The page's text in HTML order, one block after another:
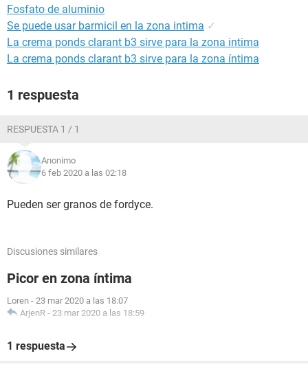
Fosfato de aluminio
Se puede usar barmicil en la zona intima ✓
La crema ponds clarant b3 sirve para la zona intima
La crema ponds clarant b3 sirve para la zona íntima
1 respuesta
RESPUESTA 1 / 1
Anonimo
6 feb 2020 a las 02:18
Pueden ser granos de fordyce.
Discusiones similares
Picor en zona íntima
Loren - 23 mar 2020 a las 18:07
ArjenR - 23 mar 2020 a las 18:59
1 respuesta